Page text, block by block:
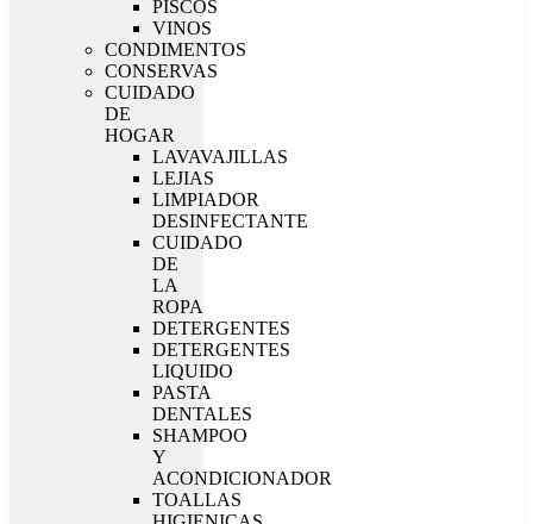
PISCOS
VINOS
CONDIMENTOS
CONSERVAS
CUIDADO
DE
HOGAR
LAVAVAJILLAS
LEJIAS
LIMPIADOR
DESINFECTANTE
CUIDADO
DE
LA
ROPA
DETERGENTES
DETERGENTES
LIQUIDO
PASTA
DENTALES
SHAMPOO
Y
ACONDICIONADOR
TOALLAS